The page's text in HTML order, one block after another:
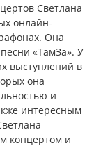
Светлана
онлайн-
Она
«ТамЗа». У
выступлений в
она
и
интересным
концертом и